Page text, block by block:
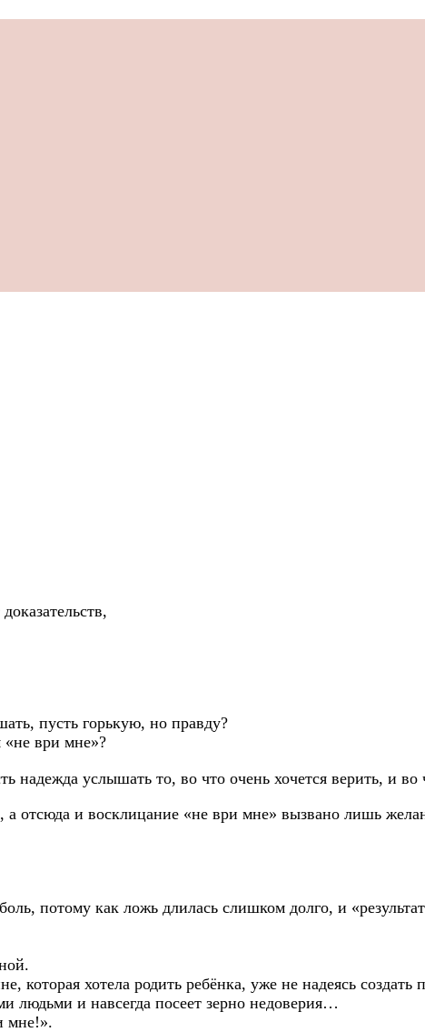
пусть горькую, но правду?
«не ври мне»?
надежда услышать то, во что очень хочется верить, и
а отсюда и восклицание «не ври мне» вызвано лишь
потому как ложь длилась слишком долго, и
хотела родить ребёнка, уже не надеясь
людьми и навсегда посеет зерно недоверия…
мне!».